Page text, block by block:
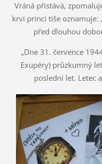
Vráná přistává,
krvi princi tiše oznamuje:
před dlouhou
„Dne 31. července
Exupéry) průzkumný
poslední let. Letec